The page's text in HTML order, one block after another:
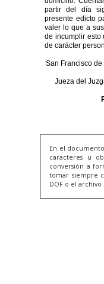
En el
caracteres u
conversión a
tomar siempre
DOF o el archivo